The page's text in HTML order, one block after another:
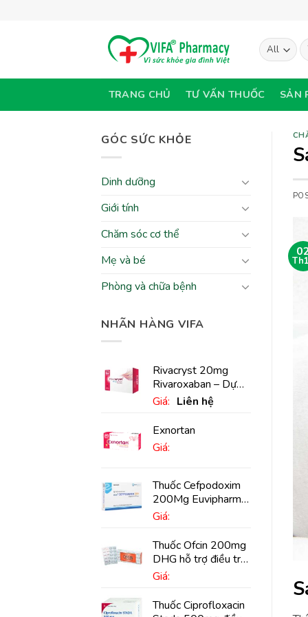
TRANG CHỦ TƯ VẤN THUỐC SẢN
GÓC SỨC KHỎE
Dinh dưỡng
Giới tính
Chăm sóc cơ thể
Mẹ và bé
Phòng và chữa bệnh
NHÃN HÀNG VIFA
Rivacryst 20mg
Rivaroxaban – Dự
phòng đột quỵ,
huyết khối tĩnh mạch
Giá: Liên hệ
Exnortan
Giá:
Thuốc Cefpodoxim
200Mg Euvipharm
điều trị nhiễm khuẩn
Giá:
Thuốc Ofcin 200mg
DHG hỗ trợ điều trị
viêm phế quản nặng
Giá:
Thuốc Ciprofloxacin